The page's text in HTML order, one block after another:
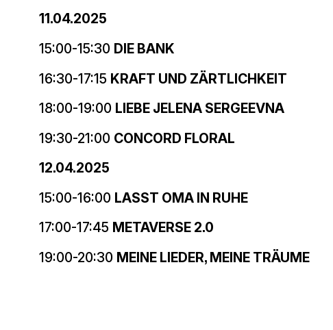
11.04.2025
15:00-15:30 DIE BANK
16:30-17:15 KRAFT UND ZÄRTLICHKEIT
18:00-19:00 LIEBE JELENA SERGEEVNA
19:30-21:00 CONCORD FLORAL
12.04.2025
15:00-16:00 LASST OMA IN RUHE
17:00-17:45 METAVERSE 2.0
19:00-20:30 MEINE LIEDER, MEINE TRÄUME